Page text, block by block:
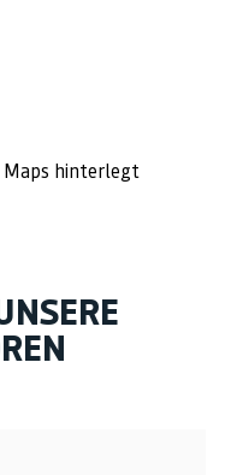
Maps hinterlegt